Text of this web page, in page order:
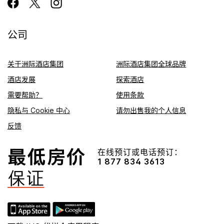
公司
关于洲际酒店集团
洲际酒店集团全球品牌
酒店发展
探索酒店
需要帮助？
使用条款
隐私与 Cookie 中心
请勿出售我的个人信息
反馈
在线预订或电话预订：
1 877 834 3613